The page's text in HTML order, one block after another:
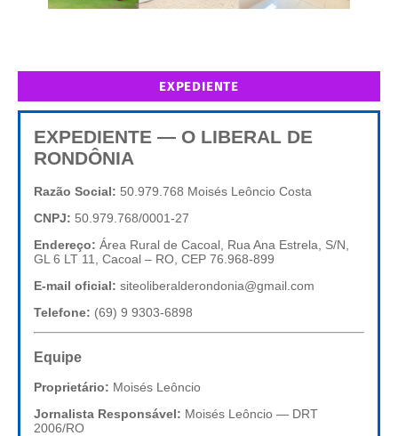
EXPEDIENTE
EXPEDIENTE — O LIBERAL DE
RONDÔNIA
Razão Social: 50.979.768 Moisés Leôncio Costa
CNPJ: 50.979.768/0001-27
Endereço: Área Rural de Cacoal, Rua Ana Estrela, S/N,
GL 6 LT 11, Cacoal – RO, CEP 76.968-899
E-mail oficial: siteoliberalderondonia@gmail.com
Telefone: (69) 9 9303-6898
Equipe
Proprietário: Moisés Leôncio
Jornalista Responsável: Moisés Leôncio — DRT
2006/RO